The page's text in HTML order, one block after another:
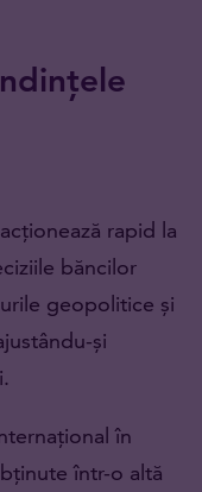
rapid la
băncilor
geopolitice și
și
în
într-o altă